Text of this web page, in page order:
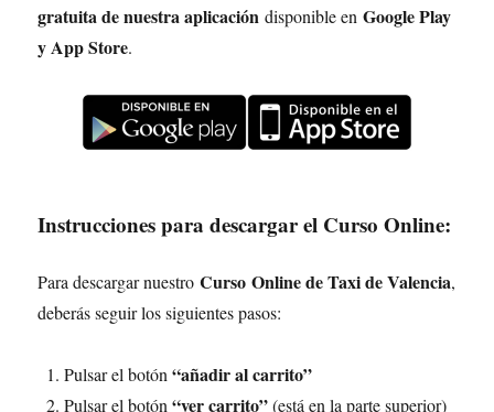
gratuita de nuestra aplicación disponible enGoogle Play
y App Store.
Instrucciones para descargar el Curso Online:
Para descargar nuestroCurso Online de Taxi de Valencia,
deberás seguir los siguientes pasos:
Pulsar el botón“añadir al carrito”
Pulsar el botón“ver carrito”(está en la parte superior)